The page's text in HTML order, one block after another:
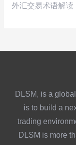
外汇交易术语解
DLSM, is a
is to build a
trading
DLSM is more